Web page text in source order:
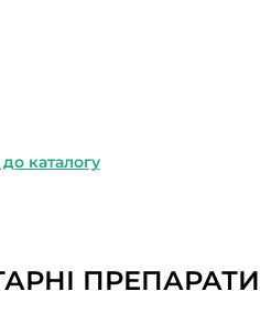
каталогу
ПРЕПАРАТИ